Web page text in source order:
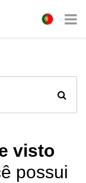
visto
possui